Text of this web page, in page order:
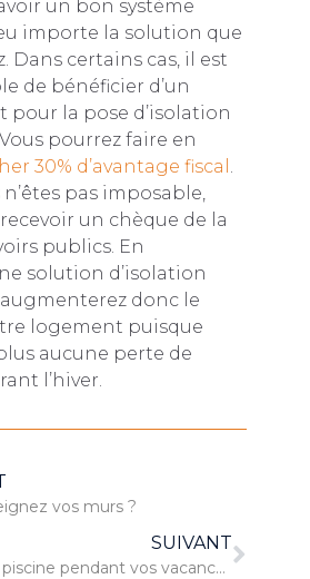
un bon système
importe la solution que
Dans certains cas, il est
de bénéficier d’un
pour la pose d’isolation
pourrez faire en
30% d’avantage fiscal
pas imposable,
un chèque de la
publics. En
solution d’isolation
augmenterez donc le
logement puisque
aucune perte de
l’hiver.
vos murs ?
SUIVANT
Profitez d’une piscine pendant vos vacances